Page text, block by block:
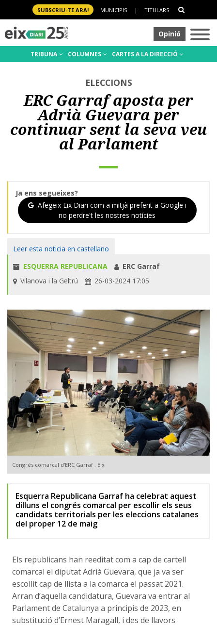
SUBSCRIU-TE ARA! MUNICIPIS | TITULARS
Opinió
TRIBUNA COLUMNES CARTES A LA DIRECCIÓ
ELECCIONS
ERC Garraf aposta per
Adrià Guevara per
continuar sent la seva veu
al Parlament
Ja ens segueixes?
Afegeix Eix Diari com a mitjà preferit a Google i
no perdre't les nostres notícies
Leer esta noticia en castellano
ESQUERRA REPUBLICANA
ERC Garraf
Vilanova i la Geltrú
26-03-2024 17:05
Congrés comarcal d'ERC Garraf . Eix
Esquerra Republicana Garraf ha celebrat aquest
dilluns el congrés comarcal per escollir els seus
candidats territorials per les eleccions catalanes
del proper 12 de maig
Els republicans han reeditat com a cap de cartell
comarcal el diputat Adrià Guevara, que ja va ser
escollit cap de llista a la comarca el passat 2021.
Arran d’aquella candidatura, Guevara va entrar al
Parlament de Catalunya a principis de 2023, en
substitució d’Ernest Maragall, i des de llavors